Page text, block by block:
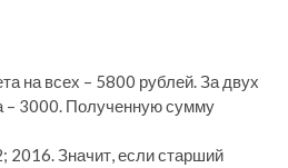
на всех – 5800 рублей. За двух
– 3000. Полученную сумму
2016. Значит, если старший